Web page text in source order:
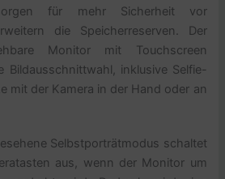
für mehr Sicherheit vor
die Speicherreserven. Der
Monitor mit Touchscreen
Bildausschnittwahl, inklusive Selfie-
mit der Kamera in der Hand oder an
Selbstporträtmodus schaltet
aus, wenn der Monitor um